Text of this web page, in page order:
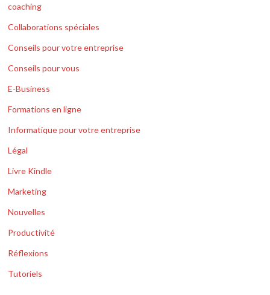
coaching
Collaborations spéciales
Conseils pour votre entreprise
Conseils pour vous
E-Business
Formations en ligne
Informatique pour votre entreprise
Légal
Livre Kindle
Marketing
Nouvelles
Productivité
Réflexions
Tutoriels